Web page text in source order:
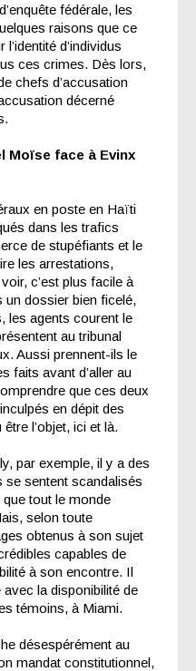
fédérale, les
raisons que ce
d’individus
ces crimes. Dès lors,
chefs d’accusation
décerné
Moïse face à Evinx
en poste en Haïti
dans les trafics
de stupéfiants et le
les arrestations,
c’est plus facile à
un dossier bien ficelé,
les agents courent le
au tribunal
Aussi prennent-ils le
faits avant d’aller au
que ces deux
en dépit des
l’objet, ici et là.
par exemple, il y a des
se sentent scandalisés
que tout le monde
selon toute
obtenus à son sujet
capables de
à son encontre. Il
la disponibilité de
témoins, à Miami.
désespérément au
mandat constitutionnel,